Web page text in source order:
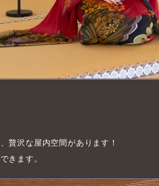
贅沢な屋内空間があります！
きます。